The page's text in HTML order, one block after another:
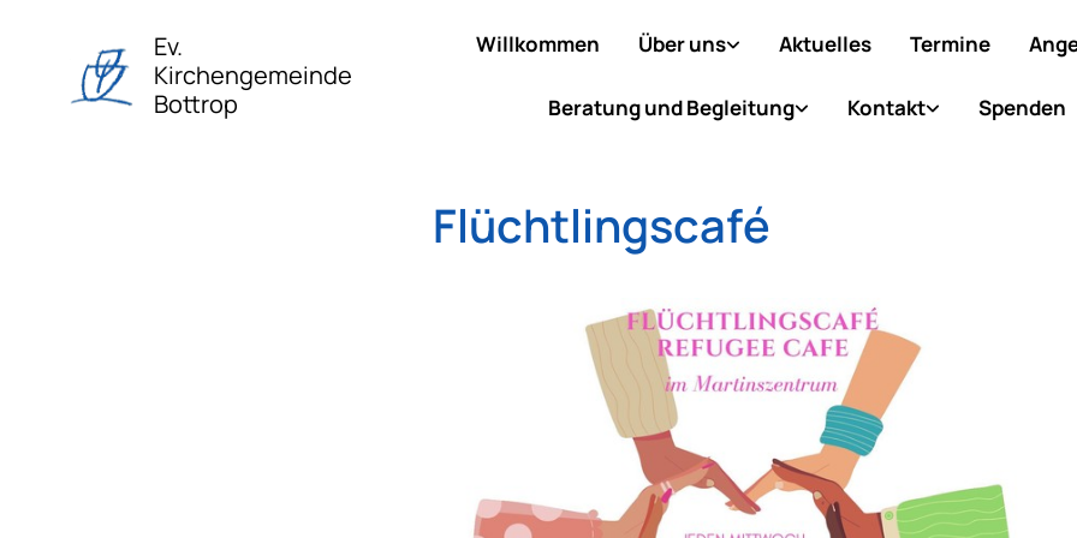
Ev.
Kirchengemeinde
Bottrop
Willkommen Über uns Aktuelles Termine
Beratung und Begleitung Kontakt Spenden
Flüchtlingscafé